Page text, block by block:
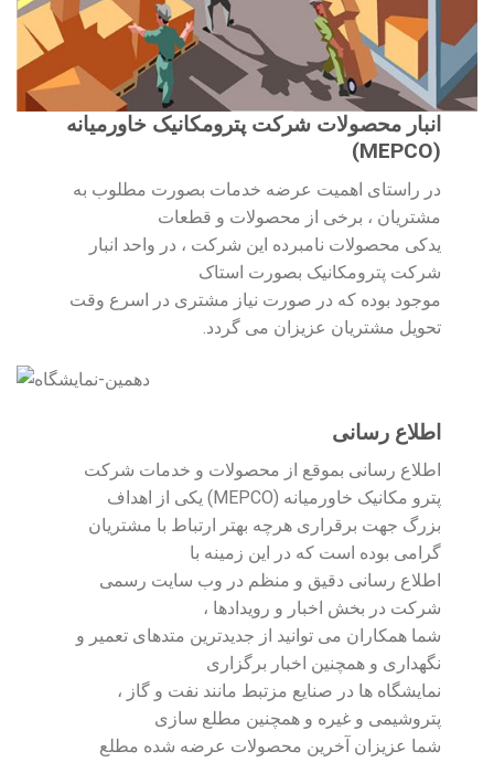
انبار محصولات شرکت پترومکانیک خاورمیانه
(MEPCO)
در راستای اهمیت عرضه خدمات بصورت مطلوب به
مشتریان ، برخی از محصولات و قطعات
یدکی محصولات نامبرده این شرکت ، در واحد انبار
شرکت پترومکانیک بصورت استاک
موجود بوده که در صورت نیاز مشتری در اسرع وقت
تحویل مشتریان عزیزان می گردد.
اطلاع رسانی
اطلاع رسانی بموقع از محصولات و خدمات شرکت
پترو مکانیک خاورمیانه (MEPCO) یکی از اهداف
بزرگ جهت برقراری هرچه بهتر ارتباط با مشتریان
گرامی بوده است که در این زمینه با
اطلاع رسانی دقیق و منظم در وب سایت رسمی
شرکت در بخش اخبار و رویدادها ،
شما همکاران می توانید از جدیدترین متدهای تعمیر و
نگهداری و همچنین اخبار برگزاری
نمایشگاه ها در صنایع مزتبط مانند نفت و گاز ،
پتروشیمی و غیره و همچنین مطلع سازی
شما عزیزان آخرین محصولات عرضه شده مطلع